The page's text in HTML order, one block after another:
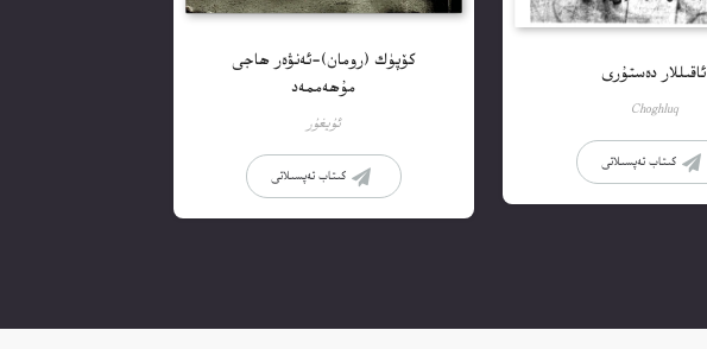
ئاقىللار دەستۇرى
Choghluq
كىتاب تەپسىلاتى
كۆپۈك (رومان)-ئەنۋەر ھاجى
مۇھەممەد
ئۇيغۇر
كىتاب تەپسىلاتى